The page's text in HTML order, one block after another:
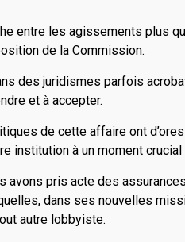
entre les agissements plus
de la Commission.
des juridismes parfois
et à accepter.
de cette affaire ont
institution à un moment crucial
avons pris acte des
dans ses nouvelles
autre lobbyiste.